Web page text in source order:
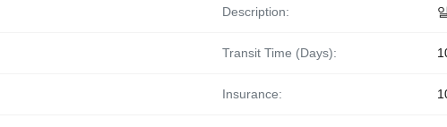
Description:
Transit Time (Days):
Insurance: